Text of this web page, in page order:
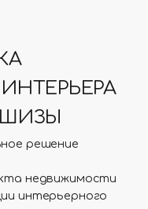
решение
недвижимости
интерьерного